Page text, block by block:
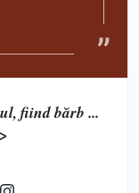
fiind bărb ...